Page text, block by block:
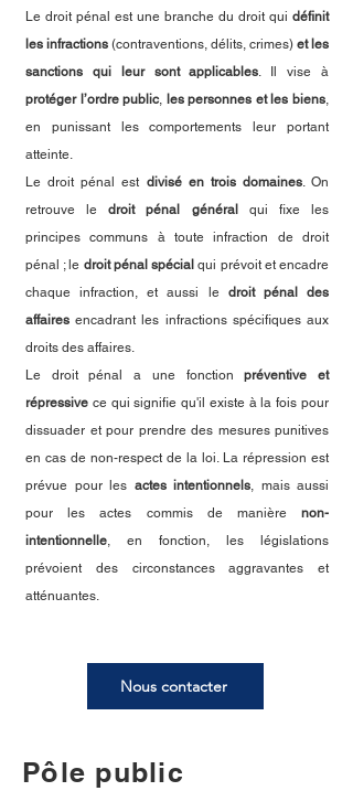
Le droit pénal est une branche du droit qui définit
les infractions (contraventions, délits, crimes) et les
sanctions qui leur sont applicables.
Il vise à
protéger l’ordre public, les personnes et les biens,
en punissant les comportements leur portant
atteinte.
Le droit pénal est divisé en trois domaines. On
retrouve ledroit pénal général
qui fixe les
principes communs à toute infraction de droit
pénal ; le droit pénal spécial qui prévoit et encadre
chaque infraction, et aussi le droit pénal des
affaires encadrant les infractions spécifiques aux
droits des affaires.
Le droit pénal a une fonctionpréventive et
répressive ce qui signifie qu'il existe à la fois pour
dissuader et pour prendre des mesures punitives
en cas de non-respect de la loi. La répression est
prévue pour les actes intentionnels, mais aussi
pour les actes commis de manière non-
intentionnelle, en fonction, les législations
prévoient des circonstances aggravantes et
atténuantes.
Nous contacter
Pôle public